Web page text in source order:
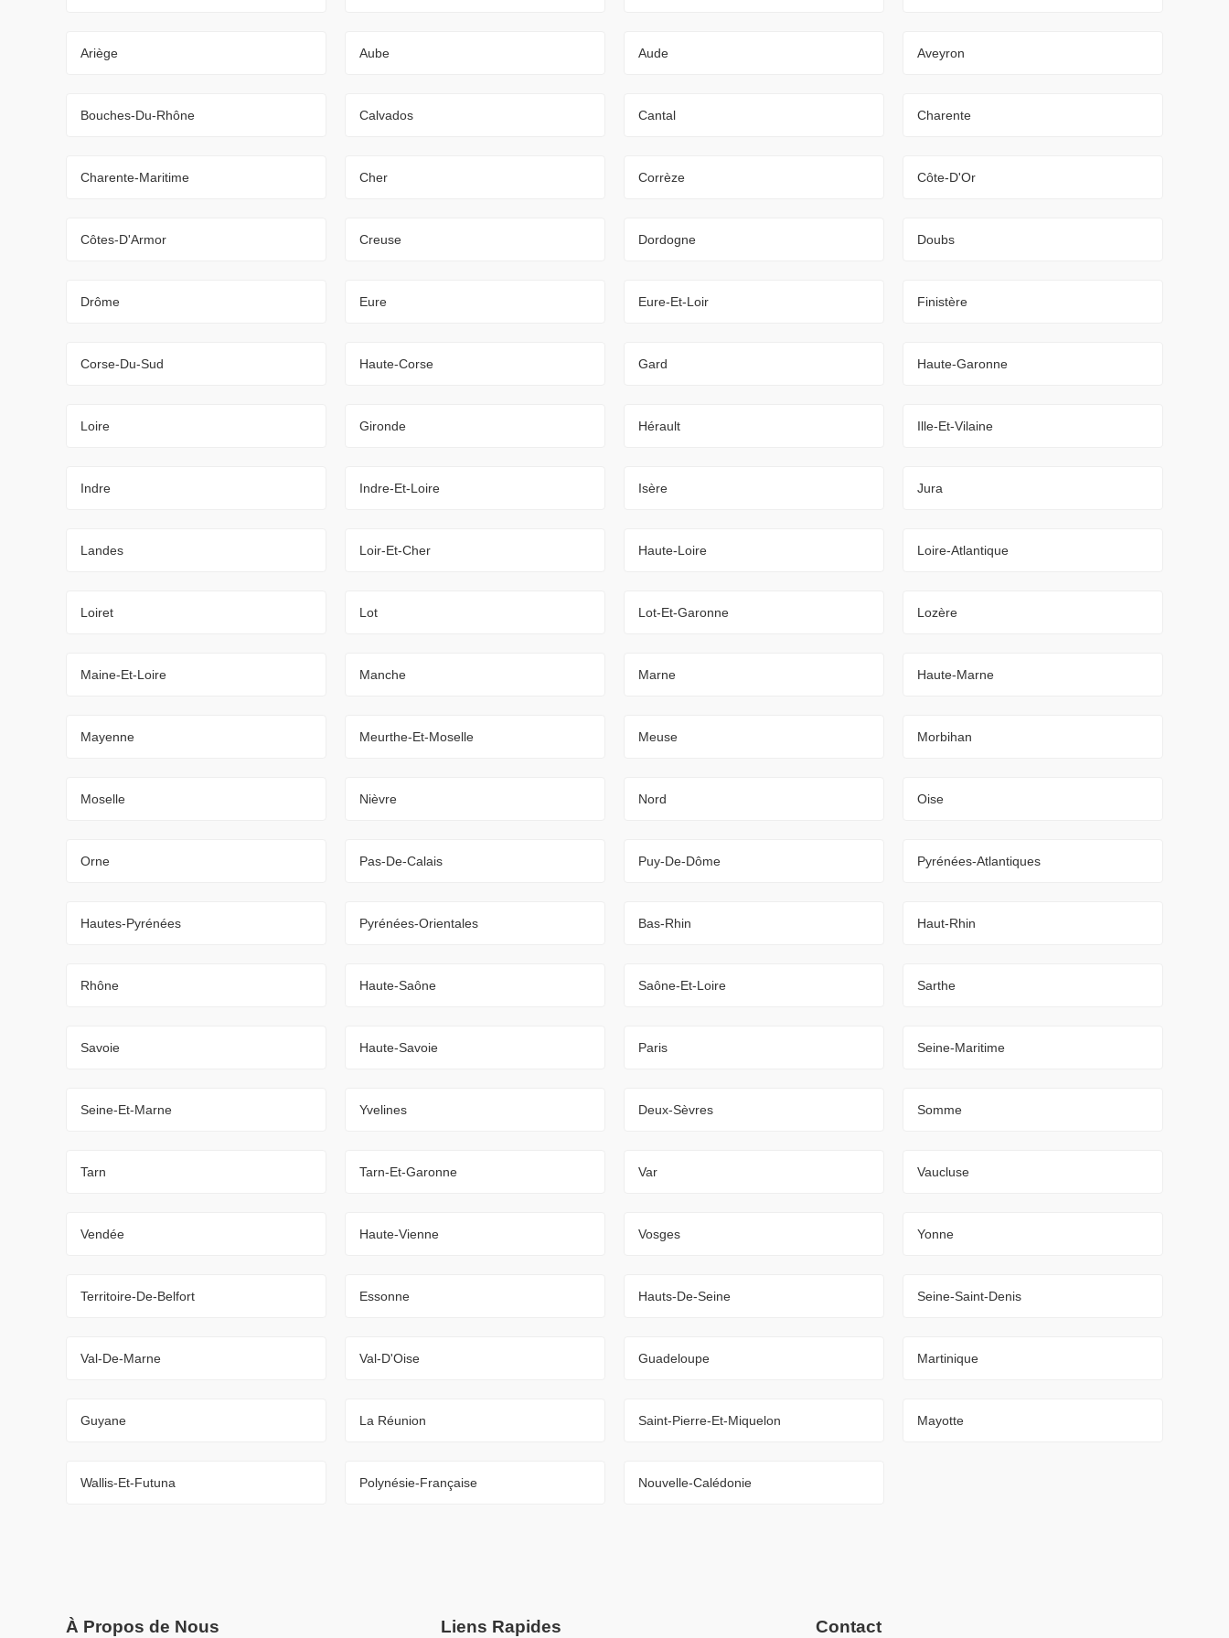
Ariège Aube Aude Aveyron
Bouches-Du-Rhône Calvados Cantal Charente
Charente-Maritime Cher Corrèze Côte-D'Or
Côtes-D'Armor Creuse Dordogne Doubs
Drôme Eure Eure-Et-Loir Finistère
Corse-Du-Sud Haute-Corse Gard Haute-Garonne
Loire Gironde Hérault Ille-Et-Vilaine
Indre Indre-Et-Loire Isère Jura
Landes Loir-Et-Cher Haute-Loire Loire-Atlantique
Loiret Lot Lot-Et-Garonne Lozère
Maine-Et-Loire Manche Marne Haute-Marne
Mayenne Meurthe-Et-Moselle Meuse Morbihan
Moselle Nièvre Nord Oise
Orne Pas-De-Calais Puy-De-Dôme Pyrénées-Atlantiques
Hautes-Pyrénées Pyrénées-Orientales Bas-Rhin Haut-Rhin
Rhône Haute-Saône Saône-Et-Loire Sarthe
Savoie Haute-Savoie Paris Seine-Maritime
Seine-Et-Marne Yvelines Deux-Sèvres Somme
Tarn Tarn-Et-Garonne Var Vaucluse
Vendée Haute-Vienne Vosges Yonne
Territoire-De-Belfort Essonne Hauts-De-Seine Seine-Saint-Denis
Val-De-Marne Val-D'Oise Guadeloupe Martinique
Guyane La Réunion Saint-Pierre-Et-Miquelon Mayotte
Wallis-Et-Futuna Polynésie-Française Nouvelle-Calédonie
À Propos de Nous Liens Rapides Contact